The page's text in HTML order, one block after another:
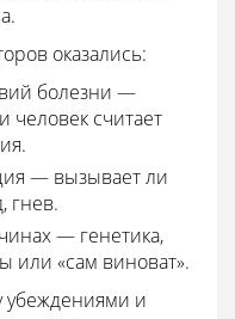
оказались:
болезни —
человек считает
— вызывает ли
гнев.
— генетика,
или «сам виноват».
убеждениями и